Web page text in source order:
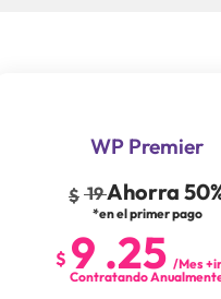
WP Premier
$ 19Ahorra
*en el primer pago
$ 9 .25 /Mes
Contratando